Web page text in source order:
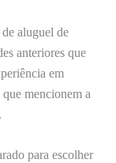
de aluguel de
anteriores que
em
mencionem a
para escolher